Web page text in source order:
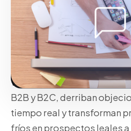
Pensando en tu negocio, el
conversacional acelera el
ventas. Desarrollamos
persuasivos y flujos de
WhatsApp que humanizan
B2B y B2C, derriban
tiempo real y transforman
fríos en prospectos leales